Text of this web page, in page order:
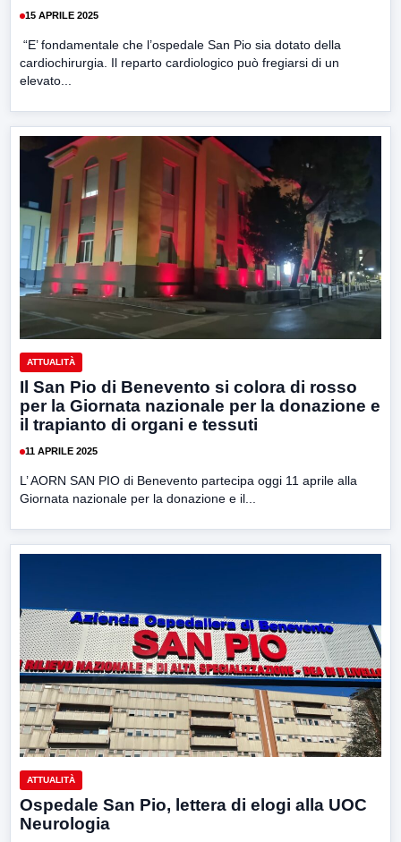
15 APRILE 2025
“E’ fondamentale che l’ospedale San Pio sia dotato della
cardiochirurgia. Il reparto cardiologico può fregiarsi di un
elevato...
ATTUALITÀ
Il San Pio di Benevento si colora di rosso
per la Giornata nazionale per la donazione e
il trapianto di organi e tessuti
11 APRILE 2025
L’ AORN SAN PIO di Benevento partecipa oggi 11 aprile alla
Giornata nazionale per la donazione e il...
ATTUALITÀ
Ospedale San Pio, lettera di elogi alla UOC
Neurologia